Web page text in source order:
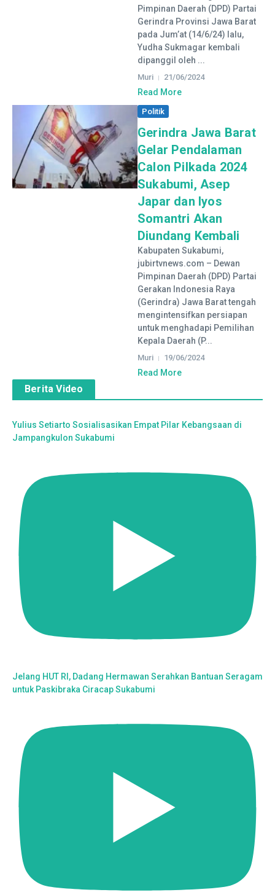
Pimpinan Daerah (DPD) Partai
Gerindra Provinsi Jawa Barat
pada Jum’at (14/6/24) lalu,
Yudha Sukmagar kembali
dipanggil oleh ...
Muri 21/06/2024
Read More
Politik
Gerindra Jawa Barat
Gelar Pendalaman
Calon Pilkada 2024
Sukabumi, Asep
Japar dan Iyos
Somantri Akan
Diundang Kembali
Kabupaten Sukabumi,
jubirtvnews.com – Dewan
Pimpinan Daerah (DPD) Partai
Gerakan Indonesia Raya
(Gerindra) Jawa Barat tengah
mengintensifkan persiapan
untuk menghadapi Pemilihan
Kepala Daerah (P...
Muri 19/06/2024
Read More
Berita Video
Yulius Setiarto Sosialisasikan Empat Pilar Kebangsaan di
Jampangkulon Sukabumi
Jelang HUT RI, Dadang Hermawan Serahkan Bantuan Seragam
untuk Paskibraka Ciracap Sukabumi